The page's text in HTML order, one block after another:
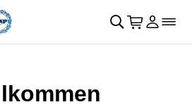
􀊫 􀍩 Login
􀉩􀌇